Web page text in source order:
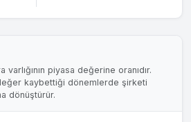
varlığının piyasa değerine oranıdır.
kaybettiği dönemlerde şirketi
dönüştürür.